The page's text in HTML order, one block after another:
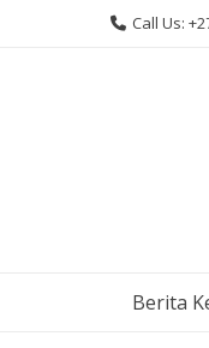
Call Us:
Berita